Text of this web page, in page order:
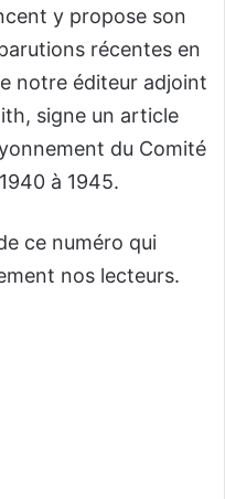
y propose son
récentes en
notre éditeur adjoint
signe un article
du Comité
à 1945.
ce numéro qui
nos lecteurs.